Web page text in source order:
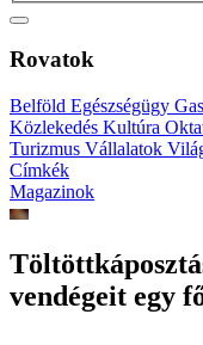
Rovatok
Belföld Egészségügy
Közlekedés Kultúra
Turizmus Vállalatok
Címkék
Magazinok
vendégeit egy